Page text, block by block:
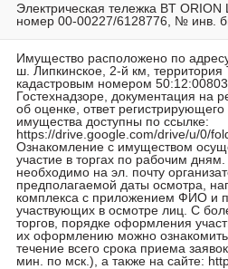
Электрическая тележка BT
номер 00-00227/6128776, № инв.
Имущество расположено по
ш. Липкинское, 2-й км, территория
кадастровым номером
Гостехнадзоре, документация на
об оценке, ответ
имущества доступны по ссылке:
https://drive.google.com/drive/u/0/
Ознакомление с имуществом
участие в торгах по рабочим
необходимо на эл. почту
предполагаемой даты осмотра,
комплекса с приложением ФИО и
участвующих в осмотре лиц. С
торгов, порядке оформления
их оформлению можно
течение всего срока приема
мин. по мск.), а также на сайте: